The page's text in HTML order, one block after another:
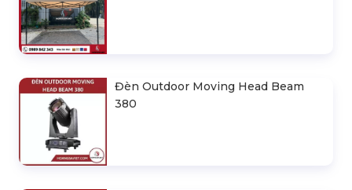
Đèn Outdoor Moving Head Beam
380